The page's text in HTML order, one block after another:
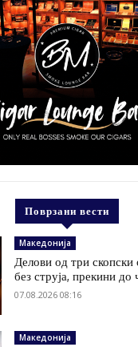
Поврзани вести
Македонија
Делови од три
без струја, прекини до
07.08.2026 08:16
Македонија